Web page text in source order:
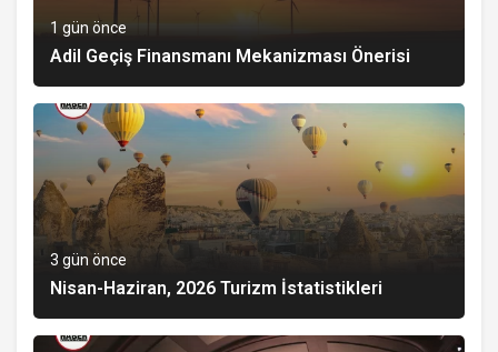
1 gün önce
Adil Geçiş Finansmanı Mekanizması Önerisi
3 gün önce
Nisan-Haziran, 2026 Turizm İstatistikleri